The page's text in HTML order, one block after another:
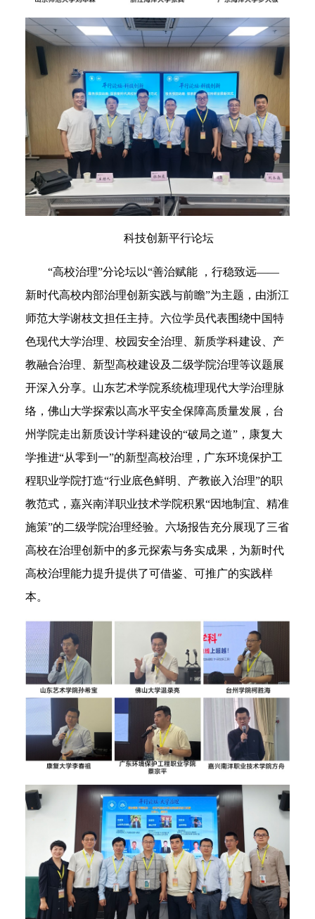
科技创新平行论坛
“高校治理”分论坛以“善治赋能 ，行稳致远——
新时代高校内部治理创新实践与前瞻”为主题，由浙江
师范大学谢枝文担任主持。六位学员代表围绕中国特
色现代大学治理、校园安全治理、新质学科建设、产
教融合治理、新型高校建设及二级学院治理等议题展
开深入分享。山东艺术学院系统梳理现代大学治理脉
络，佛山大学探索以高水平安全保障高质量发展，台
州学院走出新质设计学科建设的“破局之道”，康复大
学推进“从零到一”的新型高校治理，广东环境保护工
程职业学院打造“行业底色鲜明、产教嵌入治理”的职
教范式，嘉兴南洋职业技术学院积累“因地制宜、精准
施策”的二级学院治理经验。六场报告充分展现了三省
高校在治理创新中的多元探索与务实成果，为新时代
高校治理能力提升提供了可借鉴、可推广的实践样
本。